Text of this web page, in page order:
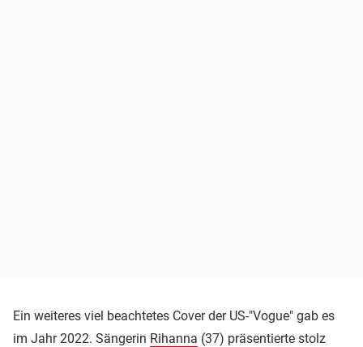
Ein weiteres viel beachtetes Cover der US-"Vogue" gab es
im Jahr 2022. Sängerin Rihanna (37) präsentierte stolz